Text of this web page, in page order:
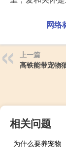
网络
上一篇
高铁能带宠物
相关问题
为什么要养宠物